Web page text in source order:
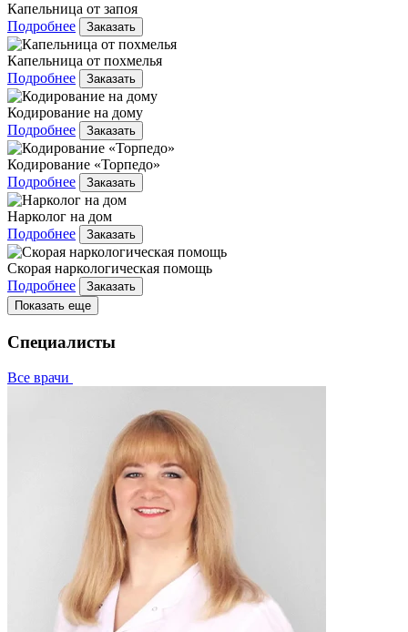
Капельница от запоя
Подробнее
Заказать
Капельница от похмелья
Подробнее
Заказать
Кодирование на дому
Подробнее
Заказать
Кодирование «Торпедо»
Подробнее
Заказать
Нарколог на дом
Подробнее
Заказать
Скорая наркологическая помощь
Подробнее
Заказать
Показать еще
Специалисты
Все врачи